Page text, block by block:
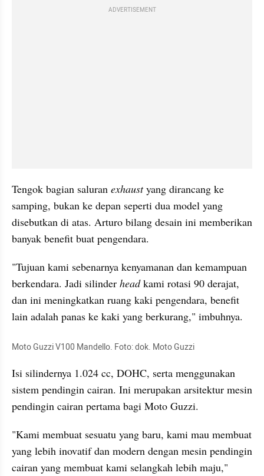
ADVERTISEMENT
Tengok bagian saluran exhaust yang dirancang ke
samping, bukan ke depan seperti dua model yang
disebutkan di atas. Arturo bilang desain ini memberikan
banyak benefit buat pengendara.
"Tujuan kami sebenarnya kenyamanan dan kemampuan
berkendara. Jadi silinder head kami rotasi 90 derajat,
dan ini meningkatkan ruang kaki pengendara, benefit
lain adalah panas ke kaki yang berkurang," imbuhnya.
Moto Guzzi V100 Mandello. Foto: dok. Moto Guzzi
Isi silindernya 1.024 cc, DOHC, serta menggunakan
sistem pendingin cairan. Ini merupakan arsitektur mesin
pendingin cairan pertama bagi Moto Guzzi.
"Kami membuat sesuatu yang baru, kami mau membuat
yang lebih inovatif dan modern dengan mesin pendingin
cairan yang membuat kami selangkah lebih maju,"